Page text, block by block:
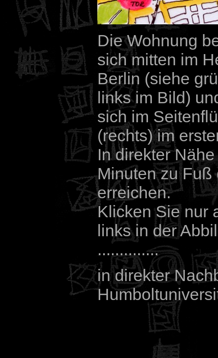
Die Wohnung
sich mitten im
Berlin (siehe
links im Bild)
sich im
(rechts) im
In direkter
Minuten zu Fuß
erreichen.
Klicken Sie nur
links in der
..............
in direkter